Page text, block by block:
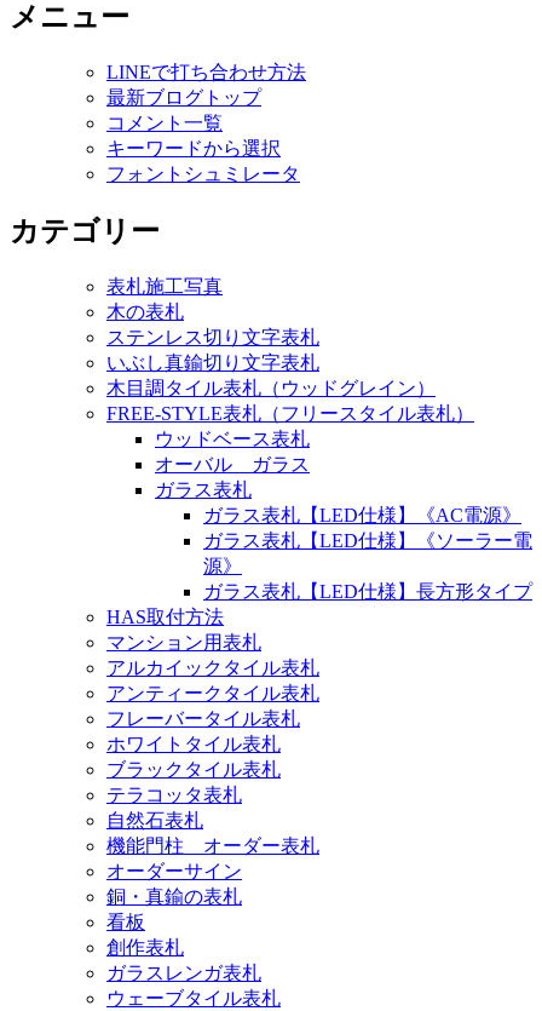
メニュー
LINEで打ち合わせ方法
最新ブログトップ
コメント一覧
キーワードから選択
フォントシュミレータ
カテゴリー
表札施工写真
木の表札
ステンレス切り文字表札
いぶし真鍮切り文字表札
木目調タイル表札（ウッドグレイン）
FREE-STYLE表札（フリースタイル表札）
ウッドベース表札
オーバル ガラス
ガラス表札
ガラス表札【LED仕様】《AC電源》
ガラス表札【LED仕様】《ソーラー電
源》
ガラス表札【LED仕様】長方形タイプ
HAS取付方法
マンション用表札
アルカイックタイル表札
アンティークタイル表札
フレーバータイル表札
ホワイトタイル表札
ブラックタイル表札
テラコッタ表札
自然石表札
機能門柱 オーダー表札
オーダーサイン
銅・真鍮の表札
看板
創作表札
ガラスレンガ表札
ウェーブタイル表札